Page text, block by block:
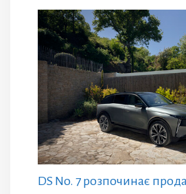
DS No. 7 розпочинає